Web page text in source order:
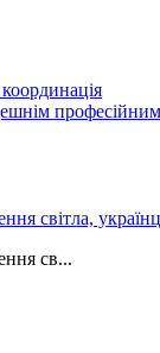
світла,
св...